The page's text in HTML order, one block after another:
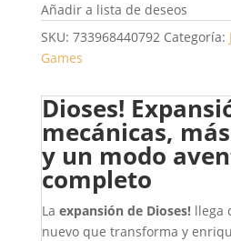
Añadir a lista de deseos
SKU: 733968440792 Categoría:
Games
Dioses!
mecánicas,
y un modo
completo
La expansión de Dioses!llega
nuevo que transforma y